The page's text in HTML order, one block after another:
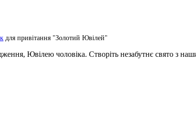
для привітання "Золотий Ювілей"
Ювілею чоловіка. Створіть незабутнє свято з